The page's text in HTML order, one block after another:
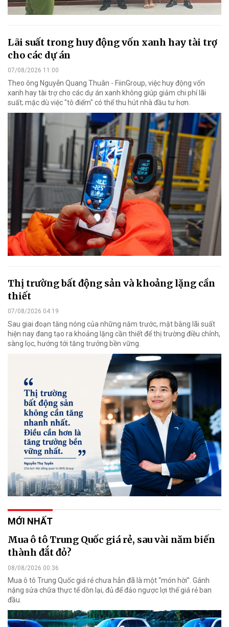
Lãi suất trong huy động vốn xanh hay tài trợ
cho các dự án
07/08/2026 11:00
Theo ông Nguyễn Quang Thuân - FiinGroup, việc huy động vốn
xanh hay tài trợ cho các dự án xanh không giúp giảm chi phí lãi
suất; mặc dù việc "tô điểm" có thể thu hút nhà đầu tư hơn.
Thị trường bất động sản và khoảng lặng cần
thiết
07/08/2026 04:19
Sau giai đoạn tăng nóng của những năm trước, mặt bằng lãi suất
hiện nay đang tạo ra khoảng lặng cần thiết để thị trường điều chỉnh,
sàng lọc, hướng tới tăng trưởng bền vững.
MỚI NHẤT
Mua ô tô Trung Quốc giá rẻ, sau vài năm biến
thành đắt đỏ?
08/08/2026 00:36
Mua ô tô Trung Quốc giá rẻ chưa hẳn đã là một “món hời”. Gánh
nặng sửa chữa thực tế dồn lại, đủ để đảo ngược lợi thế giá rẻ ban
đầu.